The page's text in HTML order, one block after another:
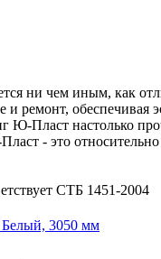
ни чем иным, как
и ремонт, обеспечивая
Ю-Пласт настолько
- это
СТБ 1451-2004
3050 мм